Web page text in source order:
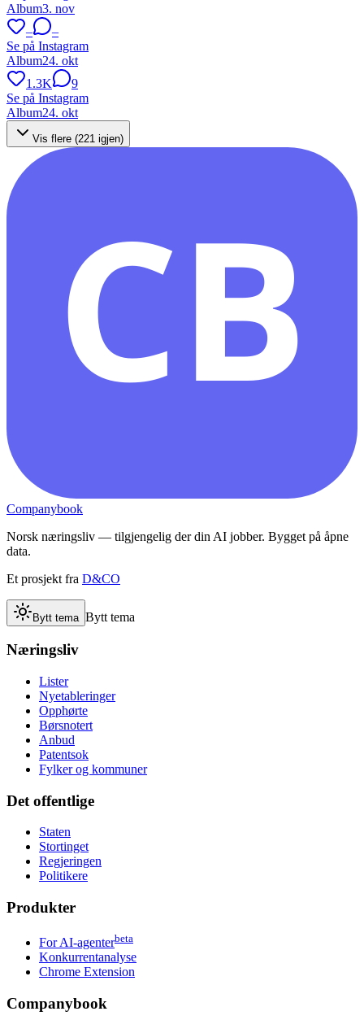
Album3. nov
–
–
Se på Instagram
Album24. okt
1.3K
9
Se på Instagram
Album24. okt
Vis flere (221 igjen)
CB
Companybook
Norsk næringsliv — tilgjengelig der din AI jobber. Bygget på åpne
data.
Et prosjekt fra D&CO
Bytt tema Bytt tema
Næringsliv
Lister
Nyetableringer
Opphørte
Børsnotert
Anbud
Patentsok
Fylker og kommuner
Det offentlige
Staten
Stortinget
Regjeringen
Politikere
Produkter
For AI-agenterbeta
Konkurrentanalyse
Chrome Extension
Companybook